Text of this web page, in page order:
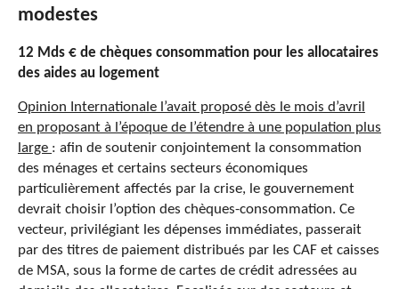
modestes
12 Mds € de chèques consommation pour les allocataires
des aides au logement
Opinion Internationale l’avait proposé dès le mois d’avril
en proposant à l’époque de l’étendre à une population plus
large : afin de soutenir conjointement la consommation
des ménages et certains secteurs économiques
particulièrement affectés par la crise, le gouvernement
devrait choisir l’option des chèques-consommation. Ce
vecteur, privilégiant les dépenses immédiates, passerait
par des titres de paiement distribués par les CAF et caisses
de MSA, sous la forme de cartes de crédit adressées au